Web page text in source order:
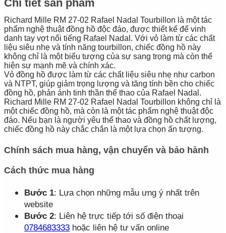
Chi tiết sản phẩm
Richard Mille RM 27-02 Rafael Nadal Tourbillon là một tác
phẩm nghệ thuật đồng hồ độc đáo, được thiết kế để vinh
danh tay vợt nổi tiếng Rafael Nadal. Với vỏ làm từ các chất
liệu siêu nhẹ và tính năng tourbillon, chiếc đồng hồ này
không chỉ là một biểu tượng của sự sang trọng mà còn thể
hiện sự mạnh mẽ và chính xác.
Vỏ đồng hồ được làm từ các chất liệu siêu nhẹ như carbon
và NTPT, giúp giảm trọng lượng và tăng tính bền cho chiếc
đồng hồ, phản ánh tinh thần thể thao của Rafael Nadal.
Richard Mille RM 27-02 Rafael Nadal Tourbillon không chỉ là
một chiếc đồng hồ, mà còn là một tác phẩm nghệ thuật độc
đáo. Nếu bạn là người yêu thể thao và đồng hồ chất lượng,
chiếc đồng hồ này chắc chắn là một lựa chọn ấn tượng.
Chính sách mua hàng, vận chuyển và bảo hành
Cách thức mua hàng
Bước 1: Lựa chọn những mẫu ưng ý nhất trên
website
Bước 2: Liên hệ trực tiếp tới số điện thoại
0784683333 hoặc liên hệ tư vấn online